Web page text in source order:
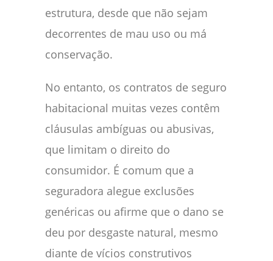
estrutura, desde que não sejam
decorrentes de mau uso ou má
conservação.
No entanto, os contratos de seguro
habitacional muitas vezes contêm
cláusulas ambíguas ou abusivas,
que limitam o direito do
consumidor. É comum que a
seguradora alegue exclusões
genéricas ou afirme que o dano se
deu por desgaste natural, mesmo
diante de vícios construtivos